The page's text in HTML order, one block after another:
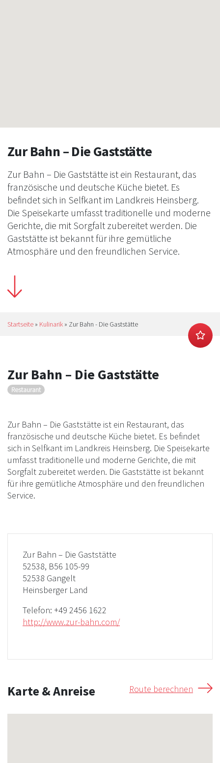
Zur Bahn – Die Gaststätte
Zur Bahn – Die Gaststätte ist ein Restaurant, das
französische und deutsche Küche bietet. Es
befindet sich in Selfkant im Landkreis Heinsberg.
Die Speisekarte umfasst traditionelle und moderne
Gerichte, die mit Sorgfalt zubereitet werden. Die
Gaststätte ist bekannt für ihre gemütliche
Atmosphäre und den freundlichen Service.
Startseite » Kulinarik » Zur Bahn - Die Gaststätte
Zur Bahn – Die Gaststätte
Restaurant
Zur Bahn – Die Gaststätte ist ein Restaurant, das
französische und deutsche Küche bietet. Es befindet
sich in Selfkant im Landkreis Heinsberg. Die Speisekarte
umfasst traditionelle und moderne Gerichte, die mit
Sorgfalt zubereitet werden. Die Gaststätte ist bekannt
für ihre gemütliche Atmosphäre und den freundlichen
Service.
Zur Bahn – Die Gaststätte
52538, B56 105-99
52538 Gangelt
Heinsberger Land
Telefon: +49 2456 1622
http://www.zur-bahn.com/
Karte & Anreise Route berechnen